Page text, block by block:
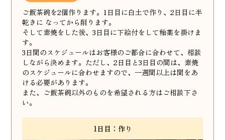
ご飯茶碗を2個作ります。1日目に白土で作り、2日目に半
乾きに なってから削ります。
そして素焼をした後、3日目に下絵付をして釉薬を掛けま
す。
3日間のスケジュールはお客様のご都合に合わせて、相談
しながら決めます。ただし、2日目と3日目の間は、素焼
のスケジュールに合わせますので、一週間以上は間をあ
ける必要があります。
また、ご飯茶碗以外のものを希望される方はご相談下さ
い。
1日目：作り